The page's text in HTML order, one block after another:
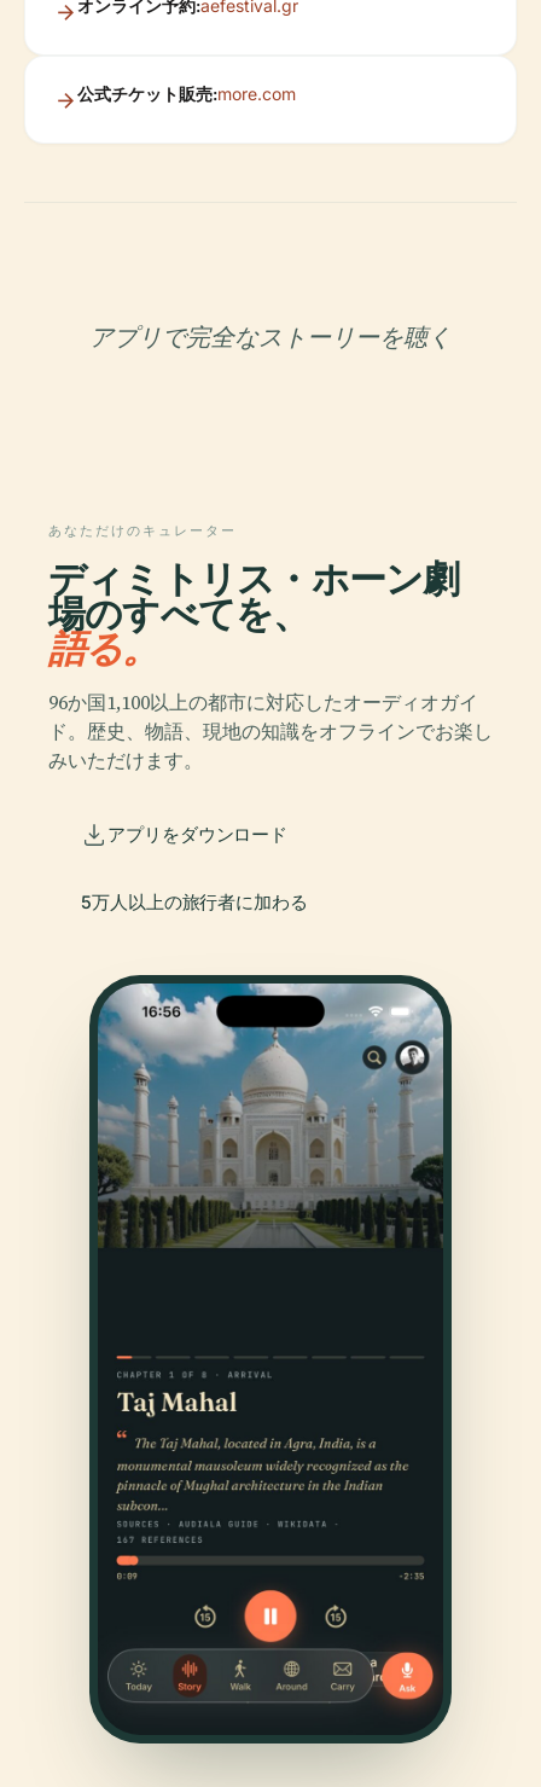
オンライン予約:aefestival.gr
公式チケット販売:more.com
アプリで完全なストーリーを聴く
あなただけのキュレーター
ディミトリス・ホーン劇
場のすべてを、
語る。
96か国1,100以上の都市に対応したオーディオガイ
ド。歴史、物語、現地の知識をオフラインでお楽し
みいただけます。
アプリをダウンロード
5万人以上の旅行者に加わる